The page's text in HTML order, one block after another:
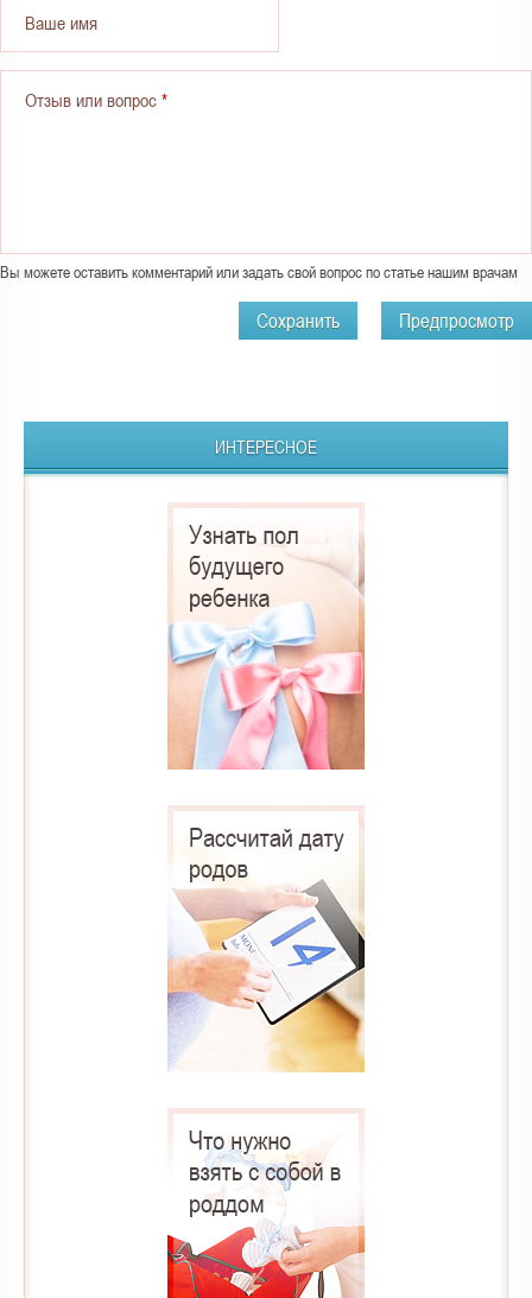
Ваше имя
Отзыв или вопрос *
Вы можете оставить комментарий или задать свой вопрос по статье нашим врачам
ИНТЕРЕСНОЕ